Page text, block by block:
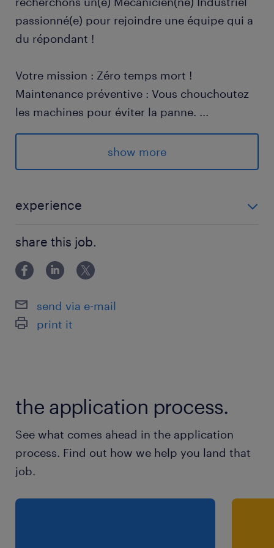
passionné(e) pour rejoindre une équipe qui a
du répondant !
Votre mission : Zéro temps mort !
Maintenance préventive : Vous chouchoutez
les machines pour éviter la panne. ...
Dépannage express : Diagnostic et réparation
n'ont aucun secret pour vous.
Optimisation : Montage, démontage et
top.
Sécurité : Vous intervenez avec rigueur dans
Le profil idéal :
d’un esprit d’analyse affûté.
Esprit d'équipe : Vous aimez échanger et
trouver des solutions collectives.
show more
experience
share this job.
send via e-mail
print it
the application process.
See what comes ahead in the application
process. Find out how we help you land that
job.